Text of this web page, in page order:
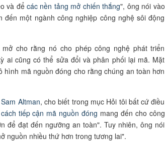
và đểcác nền tảng mở chiến thắng", ông nói vào
một ngành công nghiệp công nghệ sôi động
cho rằng nó cho phép công nghệ phát triển
ai cũng có thể sửa đổi và phân phối lại mã. Mặt
mã nguồn đóng cho rằng chúng an toàn hơn
Sam Altman, cho biết trong mục Hỏi tôi bất cứ điều
cách tiếp cận mã nguồn đóng mang đến cho công
để đạt đến ngưỡng an toàn". Tuy nhiên, ông nói
nguồn nhiều thứ hơn trong tương lai".